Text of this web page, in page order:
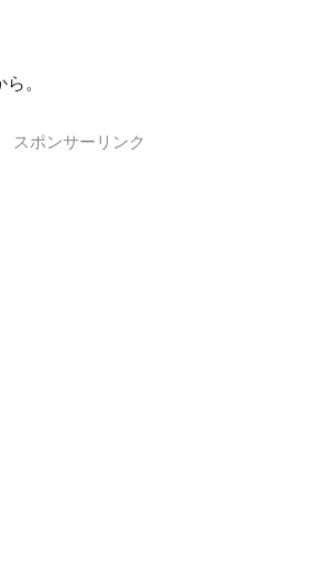
。
スポンサーリンク